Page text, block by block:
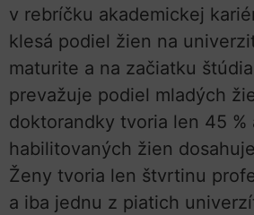
v rebríčku akademickej
klesá podiel žien na
maturite a na začiatku
prevažuje podiel mladých
doktorandky tvoria len 45 %
habilitovaných žien
Ženy tvoria len štvrtinu
a iba jednu z piatich